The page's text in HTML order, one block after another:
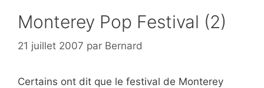
Monterey Pop Festival (2)
21 juillet 2007 par Bernard
Certains ont dit que le festival de Monterey